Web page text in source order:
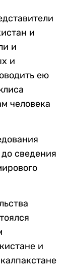
и
и
и
ею
человека
сведения
и